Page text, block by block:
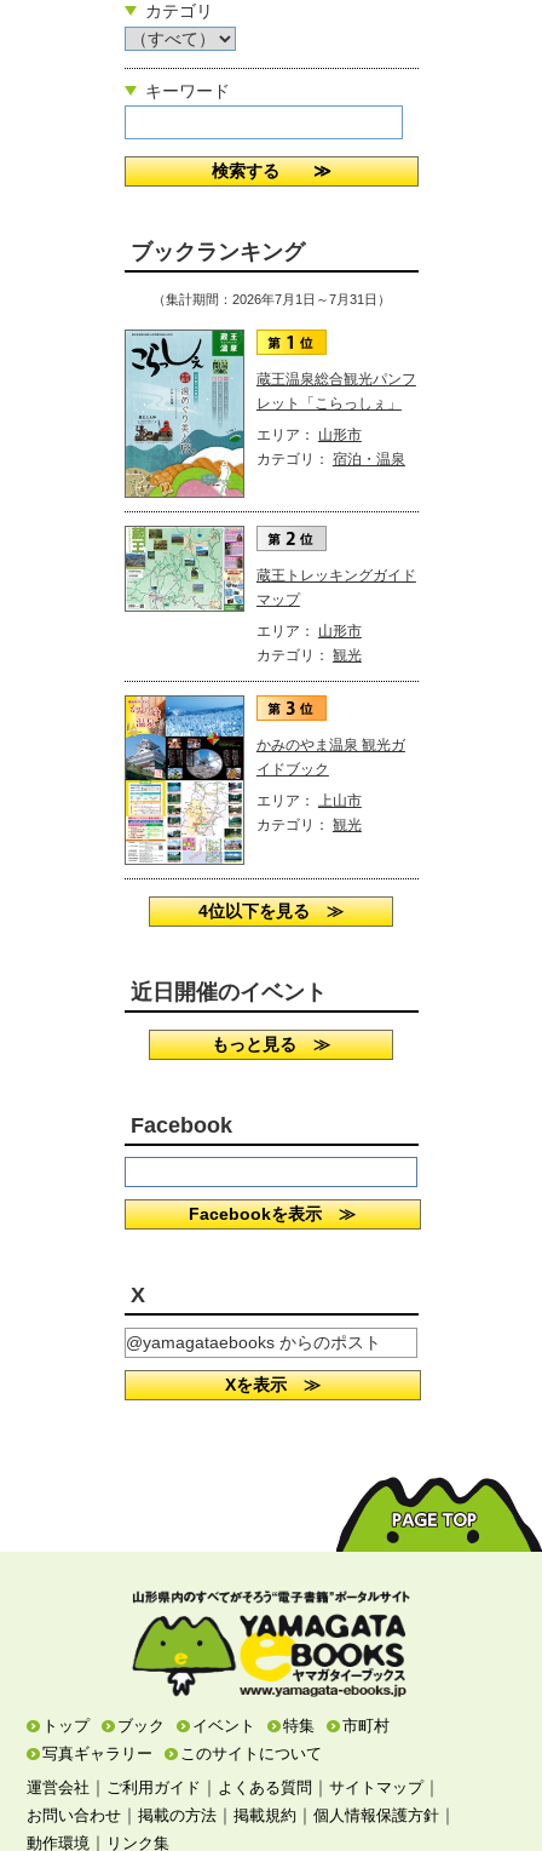
カテゴリ
キーワード
ブックランキング
（集計期間：2026年7月1日～7月31日）
蔵王温泉総合観光パンフ
レット「こらっしぇ」
エリア： 山形市
カテゴリ： 宿泊・温泉
蔵王トレッキングガイド
マップ
エリア： 山形市
カテゴリ： 観光
かみのやま温泉 観光ガ
イドブック
エリア： 上山市
カテゴリ： 観光
4位以下を見る ≫
近日開催のイベント
もっと見る ≫
Facebook
Facebookを表示 ≫
X
@yamagataebooks からのポスト
Xを表示 ≫
トップ ブック イベント 特集
市町村
写真ギャラリー
このサイトについて
運営会社 ｜ ご利用ガイド ｜ よくある質問 ｜サイトマップ｜
お問い合わせ ｜掲載の方法 ｜掲載規約 ｜個人情報保護方針 ｜
動作環境 ｜ リンク集